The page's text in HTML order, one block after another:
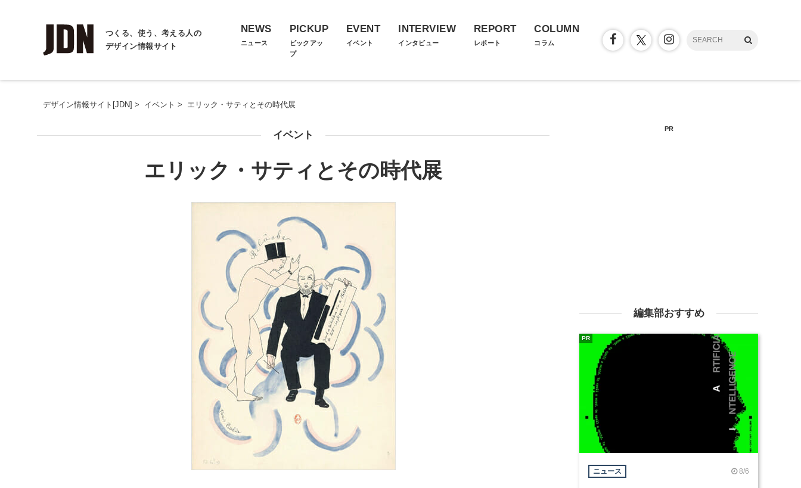
つくる、使う、考える人の
デザイン情報サイト
NEWS
ニュース
PICKUP
ピックアッ
プ
EVENT
イベント
INTERVIEW
インタビュー
REPORT
レポート
COLUMN
コラム
デザイン情報サイト[JDN] > イベント > エリック・サティとその時代展
イベント
エリック・サティとその時代展
PR
編集部おすすめ
ニュース 8/6
PR